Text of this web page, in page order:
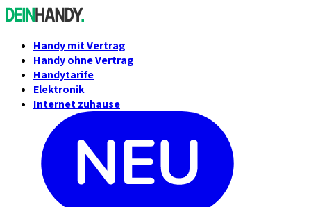
Handy mit Vertrag
Handy ohne Vertrag
Handytarife
Elektronik
Internet zuhause